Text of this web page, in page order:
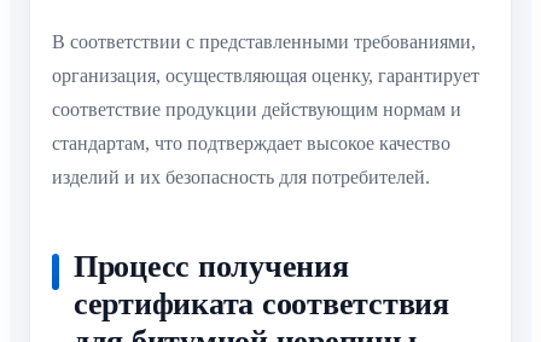
В соответствии с представленными требованиями,
организация, осуществляющая оценку, гарантирует
соответствие продукции действующим нормам и
стандартам, что подтверждает высокое качество
изделий и их безопасность для потребителей.
Процесс получения
сертификата соответствия